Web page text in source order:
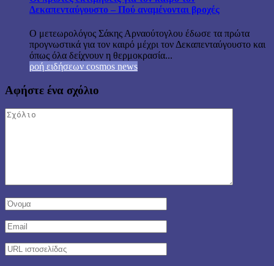
Δεκαπενταύγουστο – Πού αναμένονται βροχές
Ο μετεωρολόγος Σάκης Αρναούτογλου έδωσε τα πρώτα
προγνωστικά για τον καιρό μέχρι τον Δεκαπενταύγουστο και
όπως όλα δείχνουν η θερμοκρασία...
ροή ειδήσεων cosmos news
Αφήστε ένα σχόλιο